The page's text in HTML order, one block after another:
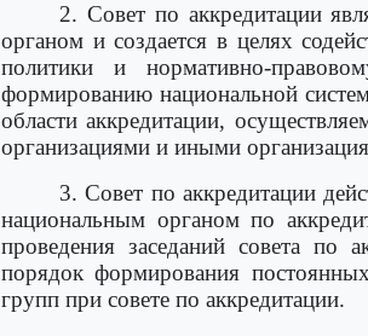
2. Совет по аккредитации
органом и создается в целях
политики и нормативно-
формированию национальной
области аккредитации,
организациями и иными
3. Совет по аккредитации
национальным органом по
проведения заседаний совета по
порядок формирования
групп при совете по аккредитации.